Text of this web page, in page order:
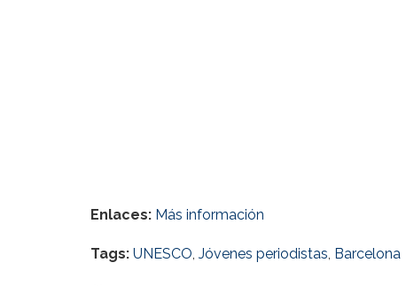
Enlaces: Más información
Tags: UNESCO, Jóvenes periodistas, Barcelona